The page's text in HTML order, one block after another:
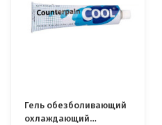
Гель обезболивающий
охлаждающий